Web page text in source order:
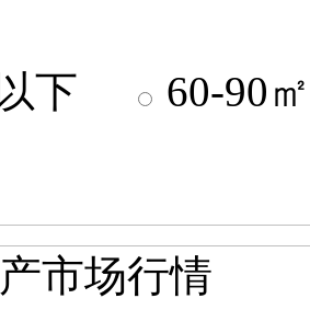
下
60-
市场行情